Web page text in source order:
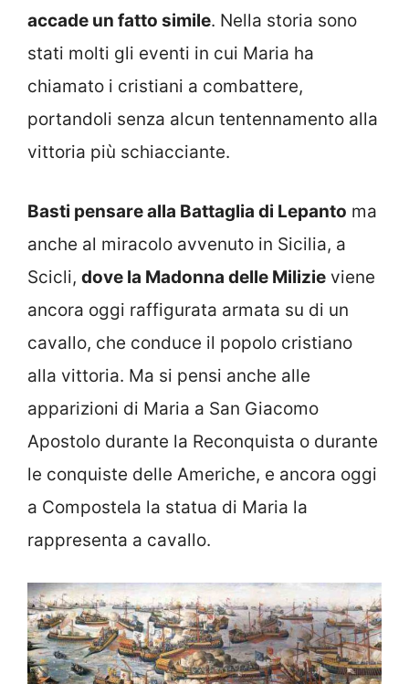
accade un fatto simile. Nella storia sono
stati molti gli eventi in cui Maria ha
chiamato i cristiani a combattere,
portandoli senza alcun tentennamento alla
vittoria più schiacciante.
Basti pensare alla Battaglia di Lepanto ma
anche al miracolo avvenuto in Sicilia, a
Scicli, dove la Madonna delle Milizie viene
ancora oggi raffigurata armata su di un
cavallo, che conduce il popolo cristiano
alla vittoria. Ma si pensi anche alle
apparizioni di Maria a San Giacomo
Apostolo durante la Reconquista o durante
le conquiste delle Americhe, e ancora oggi
a Compostela la statua di Maria la
rappresenta a cavallo.